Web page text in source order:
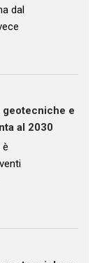
dal
geotecniche e
al 2030
è